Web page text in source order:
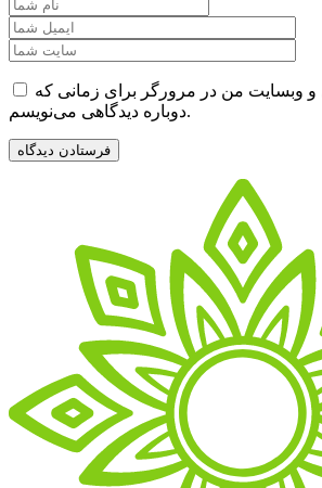
و وبسایت من در مرورگر برای زمانی که
دوباره دیدگاهی می‌نویسم.